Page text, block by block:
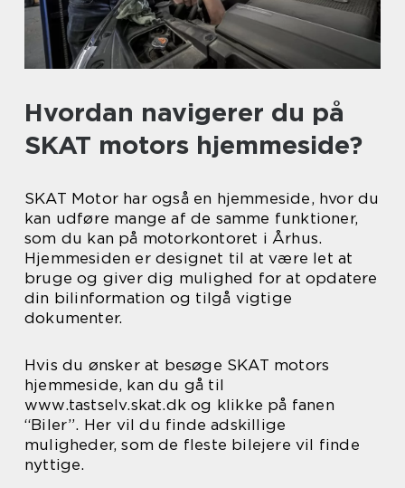
Hvordan navigerer du på
SKAT motors hjemmeside?
SKAT Motor har også en hjemmeside, hvor du
kan udføre mange af de samme funktioner,
som du kan på motorkontoret i Århus.
Hjemmesiden er designet til at være let at
bruge og giver dig mulighed for at opdatere
din bilinformation og tilgå vigtige
dokumenter.
Hvis du ønsker at besøge SKAT motors
hjemmeside, kan du gå til
www.tastselv.skat.dk og klikke på fanen
“Biler”. Her vil du finde adskillige
muligheder, som de fleste bilejere vil finde
nyttige.